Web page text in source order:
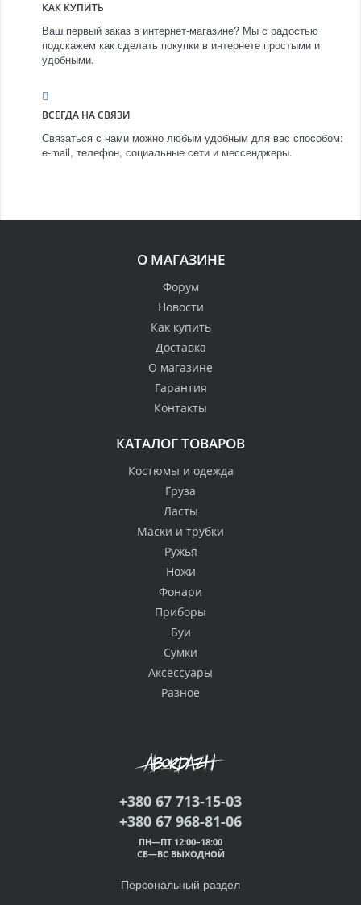
КАК КУПИТЬ
Ваш первый заказ в интернет-магазине? Мы с радостью
подскажем как сделать покупки в интернете простыми и
удобными.
ВСЕГДА НА СВЯЗИ
Связаться с нами можно любым удобным для вас способом:
e-mail, телефон, социальные сети и мессенджеры.
О МАГАЗИНЕ
Форум
Новости
Как купить
Доставка
О магазине
Гарантия
Контакты
КАТАЛОГ ТОВАРОВ
Костюмы и одежда
Груза
Ласты
Маски и трубки
Ружья
Ножи
Фонари
Приборы
Буи
Сумки
Аксессуары
Разное
+380 67 713-15-03
+380 67 968-81-06
ПН—ПТ 12:00–18:00
СБ—ВС ВЫХОДНОЙ
Персональный раздел